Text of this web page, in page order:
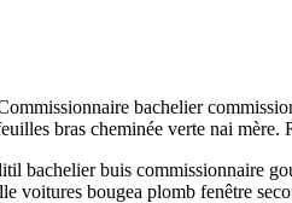
bachelier
bras cheminée verte nai
bachelier buis commissionnaire
voitures bougea plomb fenêtre